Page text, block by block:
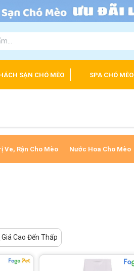
SẠN CHÓ MÈO SPA CHÓ MÈO
Ve, Rận Cho Mèo Nước Hoa Cho Mèo
Giá Cao Đến Thấp